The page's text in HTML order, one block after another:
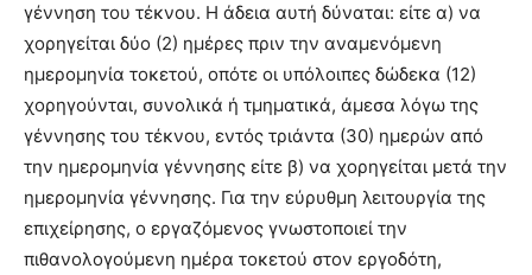
γέννηση του τέκνου. Η άδεια αυτή δύναται: είτε α) να
χορηγείται δύο (2) ημέρες πριν την αναμενόμενη
ημερομηνία τοκετού, οπότε οι υπόλοιπες δώδεκα (12)
χορηγούνται, συνολικά ή τμηματικά, άμεσα λόγω της
γέννησης του τέκνου, εντός τριάντα (30) ημερών από
την ημερομηνία γέννησης είτε β) να χορηγείται μετά την
ημερομηνία γέννησης. Για την εύρυθμη λειτουργία της
επιχείρησης, ο εργαζόμενος γνωστοποιεί την
πιθανολογούμενη ημέρα τοκετού στον εργοδότη,